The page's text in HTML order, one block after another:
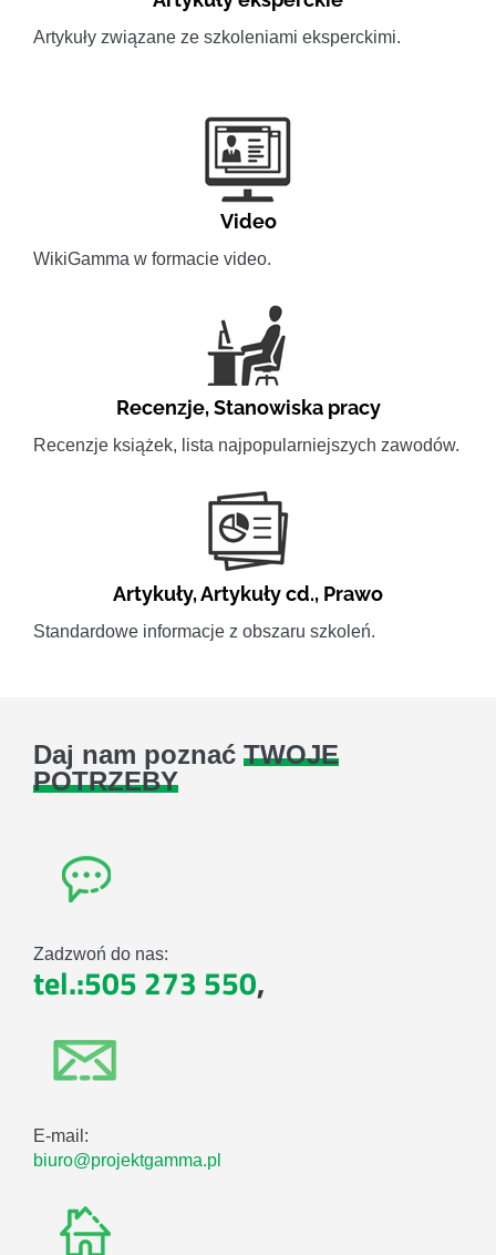
Artykuły związane ze szkoleniami eksperckimi.
Video
WikiGamma w formacie video.
Recenzje,Stanowiska pracy
Recenzje książek, lista najpopularniejszych zawodów.
Artykuły,Artykuły cd., Prawo
Standardowe informacje z obszaru szkoleń.
Daj nam poznać TWOJE
POTRZEBY
Zadzwoń do nas:
tel.:505 273 550,
E-mail:
biuro@projektgamma.pl